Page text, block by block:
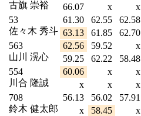
古旗 崇裕
66.07
x
x
53
佐々木 秀斗
61.30 62.55
62.58
63.13
61.85
62.70
563
山川 滉心
62.56 59.52
x
59.25
62.22
58.48
554
川合 隆誠
60.06 x
x
x
x
x
708
鈴木 健太郎
56.13 56.02
57.91
x
58.45
x